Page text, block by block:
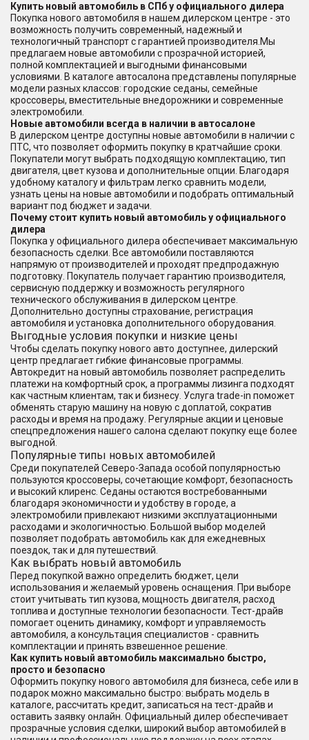
Купить новый автомобиль в СПб у официального дилера
Покупка нового автомобиля в нашем дилерском центре - это
возможность получить современный, надежный и
технологичный транспорт с гарантией производителя.Мы
предлагаем новые автомобили с прозрачной историей,
полной комплектацией и выгодными финансовыми
условиями. В каталоге автосалона представлены популярные
модели разных классов: городские седаны, семейные
кроссоверы, вместительные внедорожники и современные
электромобили.
Новые автомобили всегда в наличии в автосалоне
В дилерском центре доступны новые автомобили в наличии с
ПТС, что позволяет оформить покупку в кратчайшие сроки.
Покупатели могут выбрать подходящую комплектацию, тип
двигателя, цвет кузова и дополнительные опции. Благодаря
удобному каталогу и фильтрам легко сравнить модели,
узнать цены на новые автомобили и подобрать оптимальный
вариант под бюджет и задачи.
Почему стоит купить новый автомобиль у официального
дилера
Покупка у официального дилера обеспечивает максимальную
безопасность сделки. Все автомобили поставляются
напрямую от производителей и проходят предпродажную
подготовку. Покупатель получает гарантию производителя,
сервисную поддержку и возможность регулярного
технического обслуживания в дилерском центре.
Дополнительно доступны страхование, регистрация
автомобиля и установка дополнительного оборудования.
Выгодные условия покупки и низкие цены
Чтобы сделать покупку нового авто доступнее, дилерский
центр предлагает гибкие финансовые программы.
Автокредит на новый автомобиль позволяет распределить
платежи на комфортный срок, а программы лизинга подходят
как частным клиентам, так и бизнесу. Услуга trade-in поможет
обменять старую машину на новую с доплатой, сократив
расходы и время на продажу. Регулярные акции и ценовые
спецпредложения нашего салона сделают покупку еще более
выгодной.
Популярные типы новых автомобилей
Среди покупателей Северо-Запада особой популярностью
пользуются кроссоверы, сочетающие комфорт, безопасность
и высокий клиренс. Седаны остаются востребованными
благодаря экономичности и удобству в городе, а
электромобили привлекают низкими эксплуатационными
расходами и экологичностью. Большой выбор моделей
позволяет подобрать автомобиль как для ежедневных
поездок, так и для путешествий.
Как выбрать новый автомобиль
Перед покупкой важно определить бюджет, цели
использования и желаемый уровень оснащения. При выборе
стоит учитывать тип кузова, мощность двигателя, расход
топлива и доступные технологии безопасности. Тест-драйв
помогает оценить динамику, комфорт и управляемость
автомобиля, а консультация специалистов - сравнить
комплектации и принять взвешенное решение.
Как купить новый автомобиль максимально быстро,
просто и безопасно
Оформить покупку нового автомобиля для бизнеса, себе или в
подарок можно максимально быстро: выбрать модель в
каталоге, рассчитать кредит, записаться на тест-драйв и
оставить заявку онлайн. Официальный дилер обеспечивает
прозрачные условия сделки, широкий выбор автомобилей в